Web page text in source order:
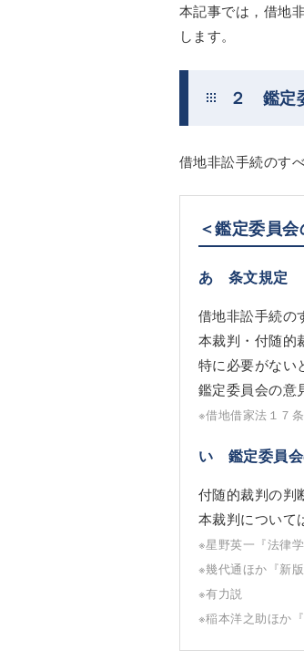
本記事では，借地
します。
２ 鑑定
借地非訟手続のす
＜鑑定委員
あ 条文規定
借地非訟手続の
本裁判・付随的
特に必要がない
鑑定委員会の意
※借地借家法１７
い 鑑定委員
付随的裁判の判
本裁判について
※星野英一『法律
※幾代通ほか『新
※有力説
※稲本洋之助ほか